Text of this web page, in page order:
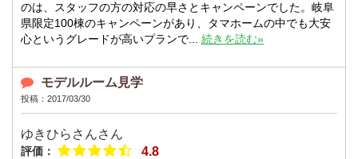
のは、スタッフの方の対応の早さとキャンペーンでした。岐阜
県限定100棟のキャンペーンがあり、タマホームの中でも大安
心というグレードが高いプランで... 続きを読む»
モデルルーム見学
投稿：2017/03/30
ゆきひらさんさん
評価： 4.8